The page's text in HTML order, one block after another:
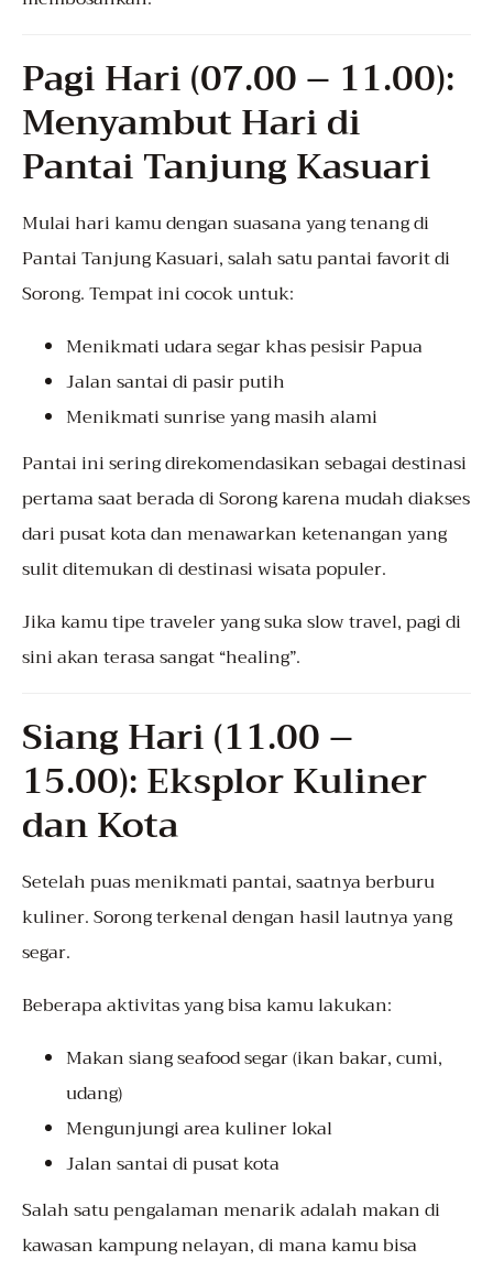
Pagi Hari (07.00 – 11.00):
Menyambut Hari di
Pantai Tanjung Kasuari
Mulai hari kamu dengan suasana yang tenang di
Pantai Tanjung Kasuari, salah satu pantai favorit di
Sorong. Tempat ini cocok untuk:
Menikmati udara segar khas pesisir Papua
Jalan santai di pasir putih
Menikmati sunrise yang masih alami
Pantai ini sering direkomendasikan sebagai destinasi
pertama saat berada di Sorong karena mudah diakses
dari pusat kota dan menawarkan ketenangan yang
sulit ditemukan di destinasi wisata populer.
Jika kamu tipe traveler yang suka slow travel, pagi di
sini akan terasa sangat “healing”.
Siang Hari (11.00 –
15.00): Eksplor Kuliner
dan Kota
Setelah puas menikmati pantai, saatnya berburu
kuliner. Sorong terkenal dengan hasil lautnya yang
segar.
Beberapa aktivitas yang bisa kamu lakukan:
Makan siang seafood segar (ikan bakar, cumi,
udang)
Mengunjungi area kuliner lokal
Jalan santai di pusat kota
Salah satu pengalaman menarik adalah makan di
kawasan kampung nelayan, di mana kamu bisa